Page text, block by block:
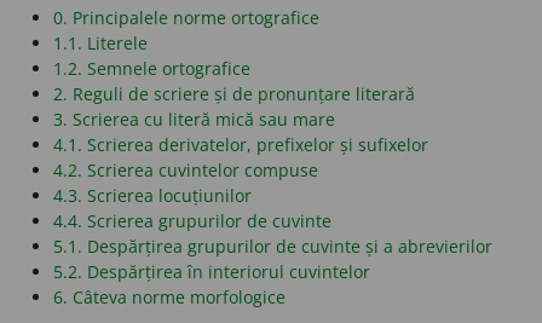
0. Principalele norme ortografice
1.1. Literele
1.2. Semnele ortografice
2. Reguli de scriere și de pronunțare literară
3. Scrierea cu literă mică sau mare
4.1. Scrierea derivatelor, prefixelor și sufixelor
4.2. Scrierea cuvintelor compuse
4.3. Scrierea locuțiunilor
4.4. Scrierea grupurilor de cuvinte
5.1. Despărțirea grupurilor de cuvinte și a abrevierilor
5.2. Despărțirea în interiorul cuvintelor
6. Câteva norme morfologice